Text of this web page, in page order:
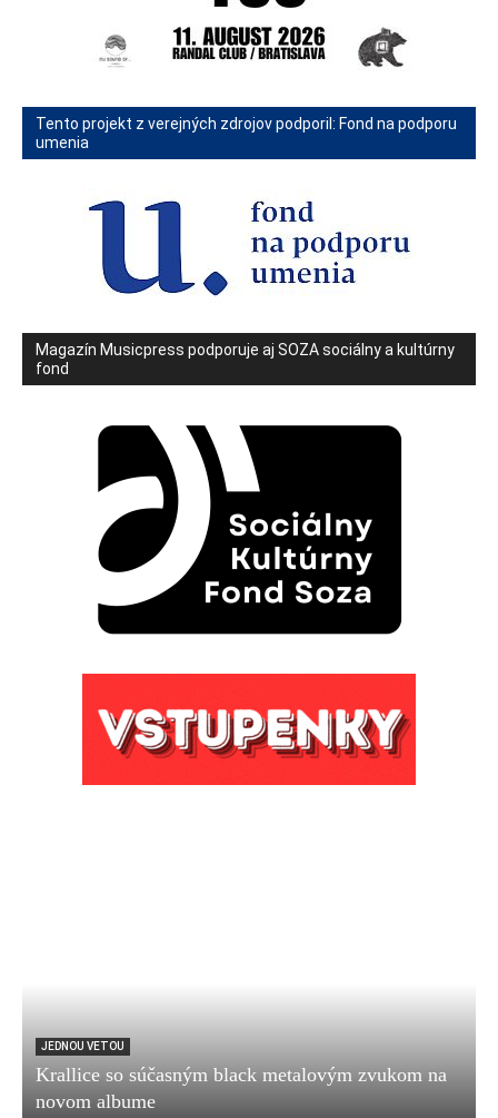
Tento projekt z verejných zdrojov podporil: Fond na podporu
umenia
Magazín Musicpress podporuje aj SOZA sociálny a kultúrny
fond
JEDNOU VETOU
Krallice so súčasným black metalovým zvukom na
novom albume